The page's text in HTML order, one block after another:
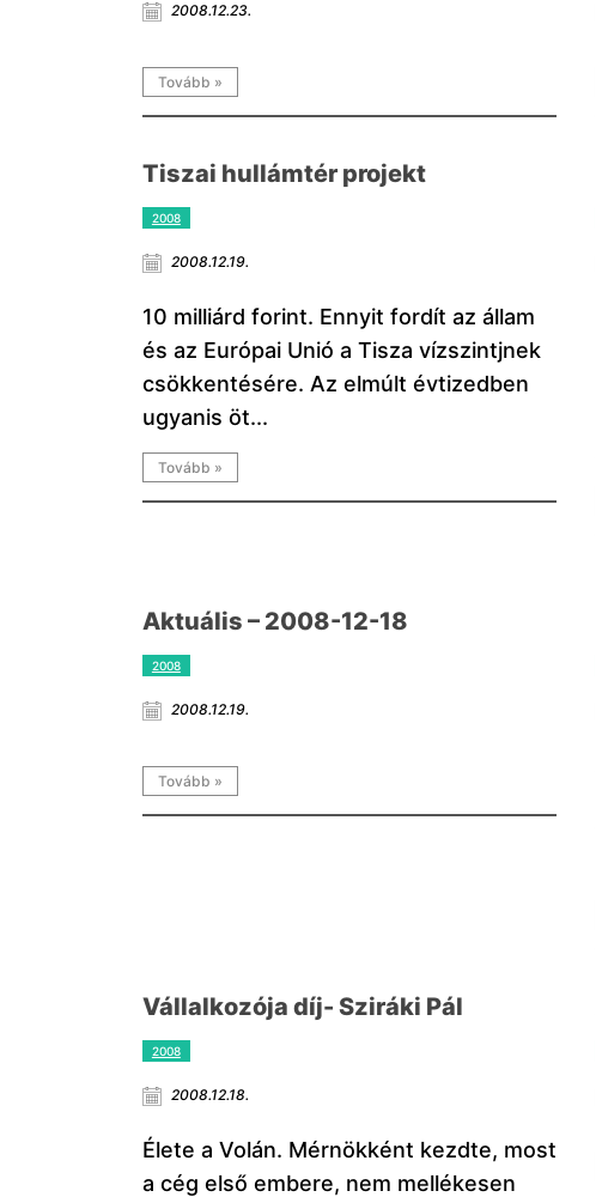
2008.12.23.
Tovább »
Tiszai hullámtér projekt
2008
2008.12.19.
10 milliárd forint. Ennyit fordít az állam
és az Európai Unió a Tisza vízszintjnek
csökkentésére. Az elmúlt évtizedben
ugyanis öt...
Tovább »
Aktuális – 2008-12-18
2008
2008.12.19.
Tovább »
Vállalkozója díj- Sziráki Pál
2008
2008.12.18.
Élete a Volán. Mérnökként kezdte, most
a cég első embere, nem mellékesen